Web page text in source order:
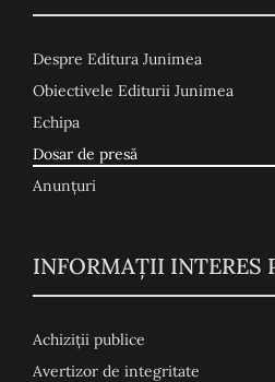
Despre Editura Junimea
Obiectivele Editurii Junimea
Echipa
Dosar de presă
Anunţuri
INFORMAȚII INTERES
Achiziții publice
Avertizor de integritate